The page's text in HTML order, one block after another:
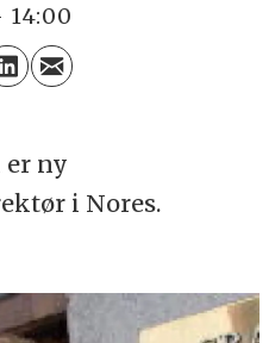
14:00
er ny
i Nores.